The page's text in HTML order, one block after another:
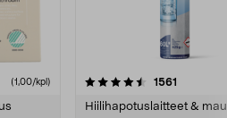
(1,00/kpl) 1561
Hiilihapotuslaitteet &
4.5viidestä